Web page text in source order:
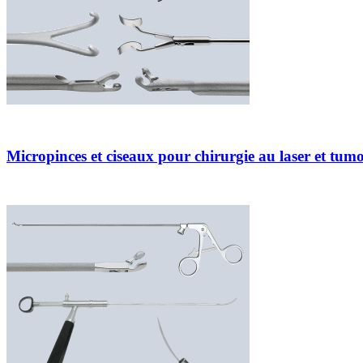
Micropinces et ciseaux pour chirurgie au laser et